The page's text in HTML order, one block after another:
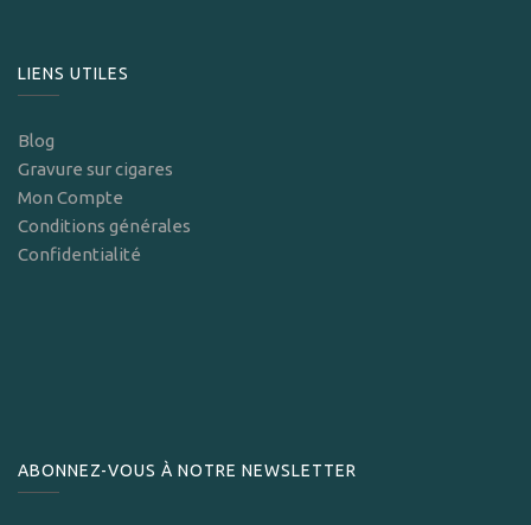
LIENS UTILES
Blog
Gravure sur cigares
Mon Compte
Conditions générales
Confidentialité
ABONNEZ-VOUS À NOTRE NEWSLETTER